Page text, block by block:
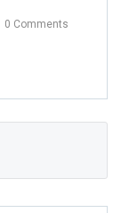
0 Comments